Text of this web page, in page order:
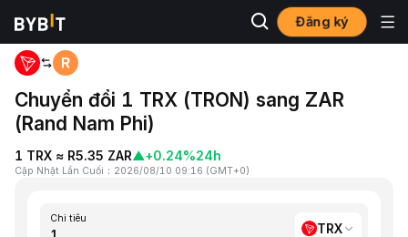
Đăng ký
Trang chủ
Chuyển đổi 1 TRX (TRON) sang ZAR
(Rand Nam Phi)
1 TRX ≈ R5.35 ZAR▲+0.24%24h
Cập Nhật Lần Cuối ： 2026/08/10 09:16 (GMT+0)
Chi tiêu
TRX